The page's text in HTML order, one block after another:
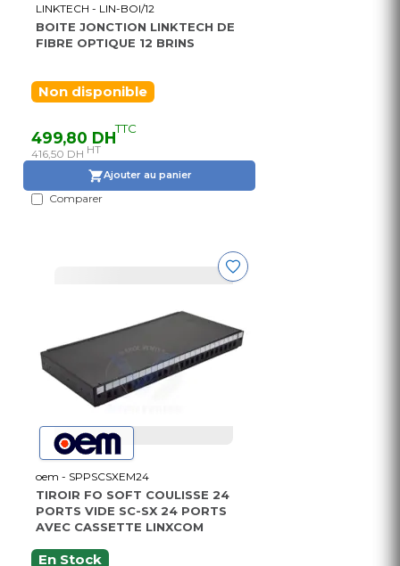
LINKTECH - LIN-BOI/12
BOITE JONCTION LINKTECH DE
FIBRE OPTIQUE 12 BRINS
Non disponible
499,80 DHTTC
416,50 DH HT
Ajouter au panier
Comparer
oem - SPPSCSXEM24
TIROIR FO SOFT COULISSE 24
PORTS VIDE SC-SX 24 PORTS
AVEC CASSETTE LINXCOM
En Stock